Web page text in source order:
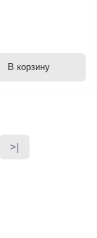
В корзину
>|